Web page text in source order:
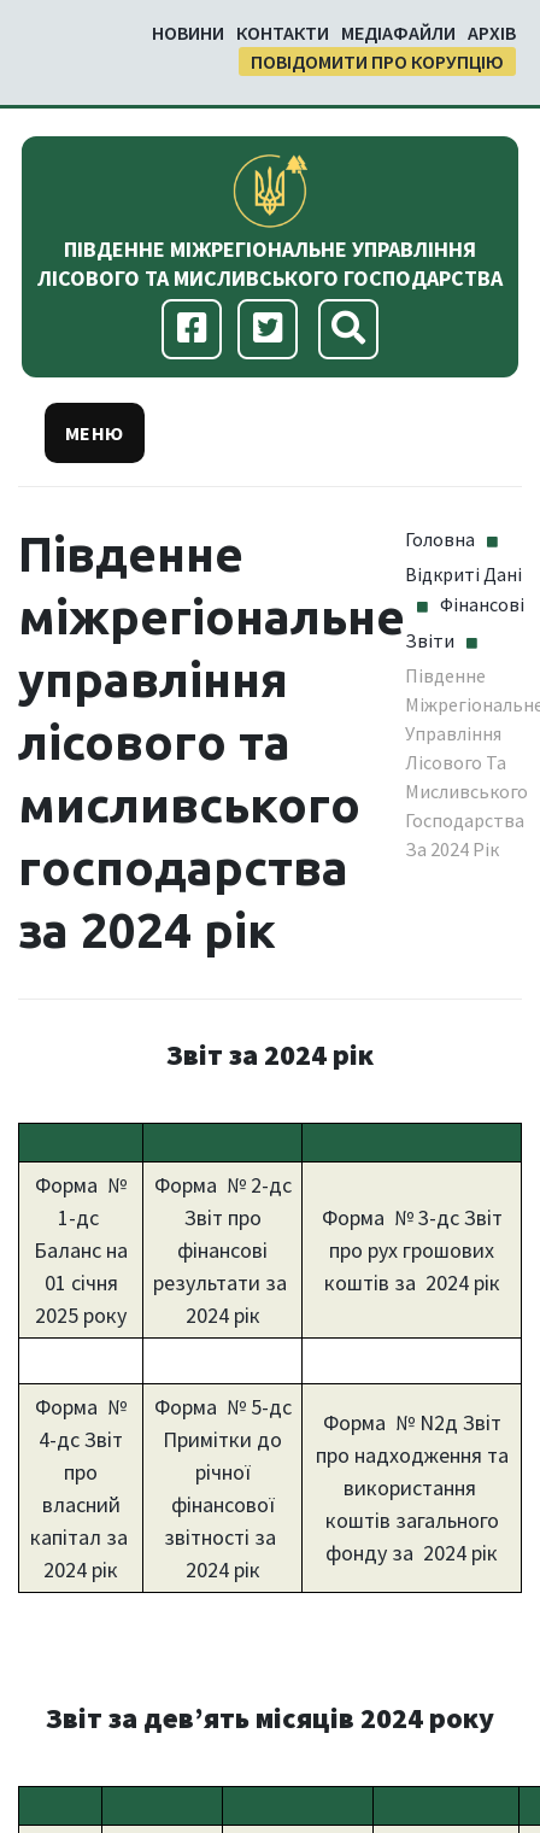
НОВИНИ КОНТАКТИ МЕДІАФАЙЛИ АРХІВ
ПОВІДОМИТИ ПРО КОРУПЦІЮ
ПІВДЕННЕ МІЖРЕГІОНАЛЬНЕ УПРАВЛІННЯ
ЛІСОВОГО ТА МИСЛИВСЬКОГО ГОСПОДАРСТВА
МЕНЮ
Південне
міжрегіональне
управління
лісового та
мисливського
господарства
за 2024 рік
Головна
Відкриті Дані
Фінансові
Звіти
Південне
Управління
Лісового Та
Мисливського
Господарства
За 2024 Рік
Звіт за 2024 рік
Форма №
1-дс
Баланс на
01 січня
2025 року
Форма № 2-дс
Звіт про
фінансові
результати за
2024 рік
Форма № 3-дс Звіт
про рух грошових
коштів за 2024 рік
Форма №
4-дс Звіт
про
власний
капітал за
2024 рік
Форма № 5-дс
Примітки до
річної
фінансової
звітності за
2024 рік
Форма № N2д Звіт
про надходження та
використання
коштів загального
фонду за 2024 рік
Звіт за дев’ять місяців 2024 року